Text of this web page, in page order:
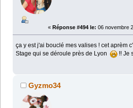
« Réponse #494 le: 06 novembre
ça y est j'ai bouclé mes valises ! cet aprèm
Stage qui se déroule près de Lyon
!! Je
Gyzmo34